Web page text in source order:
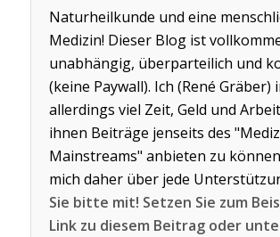
Naturheilkunde und eine
Medizin! Dieser Blog ist
unabhängig, überparteilich und
(keine Paywall). Ich (René Gräber)
allerdings viel Zeit, Geld und
ihnen Beiträge jenseits des
Mainstreams" anbieten zu
mich daher über jede
Sie bitte mit! Setzen Sie zum
Link zu diesem Beitrag oder